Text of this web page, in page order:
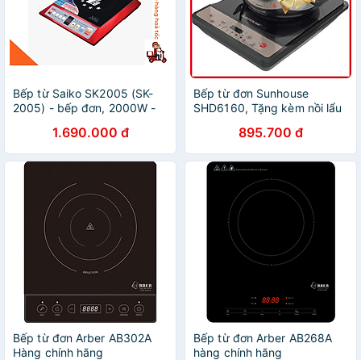
Bếp từ Saiko SK2005 (SK-
2005) - bếp đơn, 2000W -
1.690.000 đ
Bếp từ đơn Sunhouse
SHD6160, Tặng kèm nồi lẩu
bấm điện tử hiển thị tiếng
Việt dễ dàng sử dụng- Hàng
Chính Hãng
895.700 đ
Bếp từ đơn Arber AB302A
Hàng chính hãng
Bếp từ đơn Arber AB268A
hàng chính hãng